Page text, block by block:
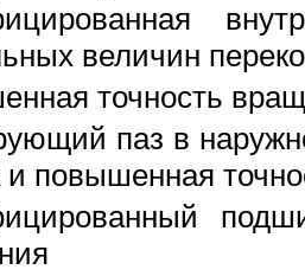
величин
точность
паз в
и повышенная